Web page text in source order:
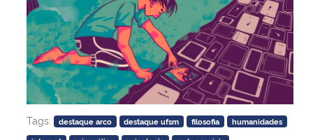
Tags: destaque arco destaque ufsm filosofia
humanidades